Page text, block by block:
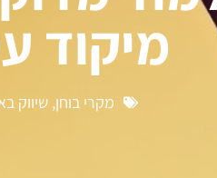
מיקוד
מקרי בוחן, שיווק